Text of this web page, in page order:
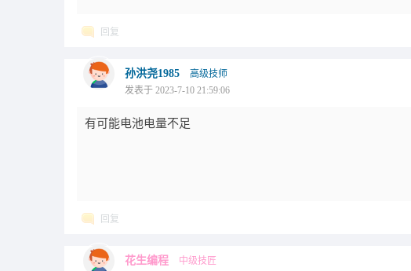
回复
孙洪尧1985
高级技师
发表于 2023-7-10 21:59:06
有可能电池电量不足
回复
花生编程
中级技匠